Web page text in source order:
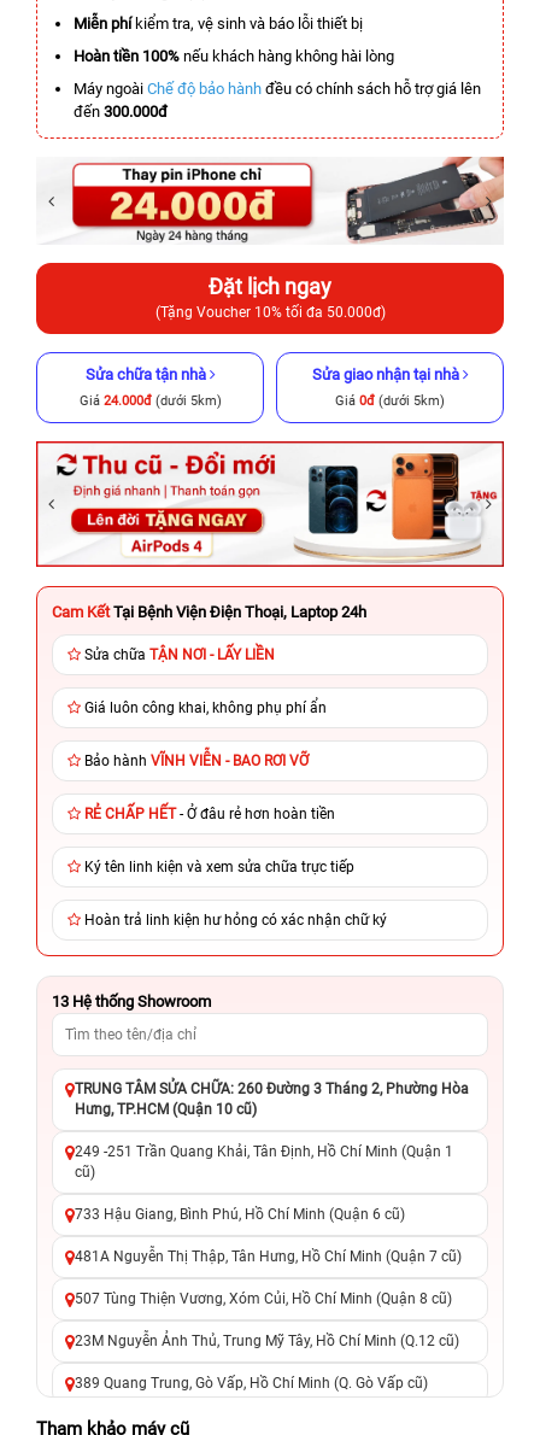
Miễn phíkiểm tra, vệ sinh và báo lỗi thiết bị
Hoàn tiền 100% nếu khách hàng không hài lòng
Máy ngoài Chế độ bảo hành đều có chính sách hỗ trợ giá lên
đến 300.000đ
Đặt lịch ngay
(Tặng Voucher 10% tối đa 50.000đ)
Sửa chữa tận nhà
Giá 24.000đ(dưới 5km)
Sửa giao nhận tại nhà
Giá 0đ (dưới 5km)
Cam Kết Tại Bệnh Viện Điện Thoại, Laptop 24h
Sửa chữa TẬN NƠI - LẤY LIỀN
Giá luôn công khai, không phụ phí ẩn
Bảo hành VĨNH VIỄN - BAO RƠI VỠ
RẺ CHẤP HẾT- Ở đâu rẻ hơn hoàn tiền
Ký tên linh kiện và xem sửa chữa trực tiếp
Hoàn trả linh kiện hư hỏng có xác nhận chữ ký
13 Hệ thống Showroom
TRUNG TÂM SỬA CHỮA: 260 Đường 3 Tháng 2, Phường Hòa
Hưng, TP.HCM (Quận 10 cũ)
249 -251 Trần Quang Khải, Tân Định, Hồ Chí Minh (Quận 1
cũ)
733 Hậu Giang, Bình Phú, Hồ Chí Minh (Quận 6 cũ)
481A Nguyễn Thị Thập, Tân Hưng, Hồ Chí Minh (Quận 7 cũ)
507 Tùng Thiện Vương, Xóm Củi, Hồ Chí Minh (Quận 8 cũ)
23M Nguyễn Ảnh Thủ, Trung Mỹ Tây, Hồ Chí Minh (Q.12 cũ)
389 Quang Trung, Gò Vấp, Hồ Chí Minh (Q. Gò Vấp cũ)
625 - 625A Âu Cơ, Tân Phú, Hồ Chí Minh (Quận Tân Phú cũ)
Tham khảo máy cũ